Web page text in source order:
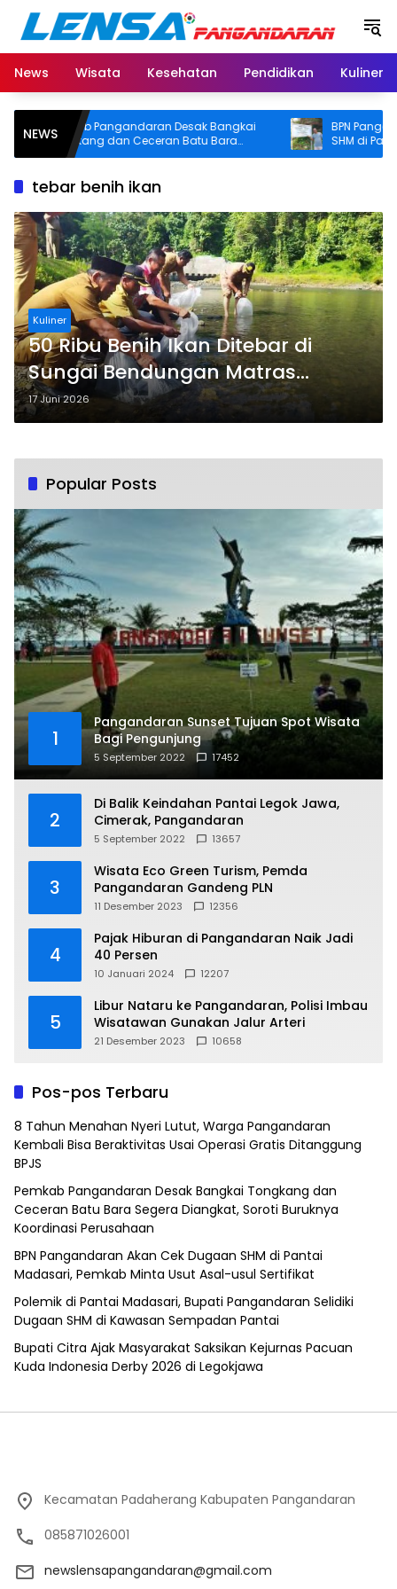
Langsung
konten
News
Wisata Kesehatan Pendidikan Kuliner
NEWS
Pemkab Pangandaran Desak Bangkai
Tongkang dan Ceceran Batu Bara
Segera Diangkat, Soroti Buruknya
BPN
SHM di Pantai
Usut Asal-usul
tebar benih ikan
Kuliner
50 Ribu Benih Ikan Ditebar di
Sungai Bendungan Matras
Pangandaran, Jaga Ekosistem
dan Populasi Ikan
17 Juni 2026
Popular Posts
1
Pangandaran Sunset Tujuan Spot Wisata
Bagi Pengunjung
5 September 2022 17452
2
Di Balik Keindahan Pantai Legok Jawa,
Cimerak, Pangandaran
5 September 2022 13657
3
Wisata Eco Green Turism, Pemda
Pangandaran Gandeng PLN
11 Desember 2023 12356
4
Pajak Hiburan di Pangandaran Naik Jadi
40 Persen
10 Januari 2024 12207
5
Libur Nataru ke Pangandaran, Polisi Imbau
Wisatawan Gunakan Jalur Arteri
21 Desember 2023 10658
Pos-pos Terbaru
8 Tahun Menahan Nyeri Lutut, Warga Pangandaran
Kembali Bisa Beraktivitas Usai Operasi Gratis Ditanggung
BPJS
Pemkab Pangandaran Desak Bangkai Tongkang dan
Ceceran Batu Bara Segera Diangkat, Soroti Buruknya
Koordinasi Perusahaan
BPN Pangandaran Akan Cek Dugaan SHM di Pantai
Madasari, Pemkab Minta Usut Asal-usul Sertifikat
Polemik di Pantai Madasari, Bupati Pangandaran Selidiki
Dugaan SHM di Kawasan Sempadan Pantai
Bupati Citra Ajak Masyarakat Saksikan Kejurnas Pacuan
Kuda Indonesia Derby 2026 di Legokjawa
Kecamatan Padaherang Kabupaten Pangandaran
085871026001
newslensapangandaran@gmail.com